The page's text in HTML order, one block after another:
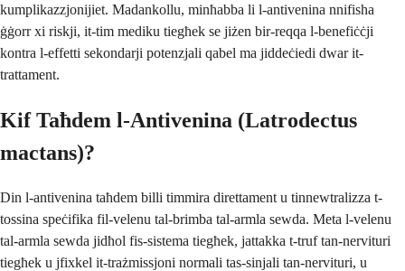
kumplikazzjonijiet. Madankollu, minħabba li l-antivenina nnifisha
ġġorr xi riskji, it-tim mediku tiegħek se jiżen bir-reqqa l-benefiċċji
kontra l-effetti sekondarji potenzjali qabel ma jiddeċiedi dwar it-
trattament.
Kif Taħdem l-Antivenina (Latrodectus
mactans)?
Din l-antivenina taħdem billi timmira direttament u tinnewtralizza t-
tossina speċifika fil-velenu tal-brimba tal-armla sewda. Meta l-velenu
tal-armla sewda jidħol fis-sistema tiegħek, jattakka t-truf tan-nervituri
tiegħek u jfixkel it-trażmissjoni normali tas-sinjali tan-nervituri, u